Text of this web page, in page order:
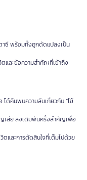
ซี พร้อมทั้งถูกดัดแปลงเป็น
และข้อความสำคัญที่เข้าถึง
ได้ค้นพบความลับเกี่ยวกับ “ไข้
ญเสีย ลงเดิมพันครั้งสำคัญเพื่อ
ตและการตัดสินใจที่เต็มไปด้วย